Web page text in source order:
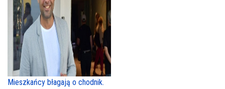
Mieszkańcy błagają o chodnik.